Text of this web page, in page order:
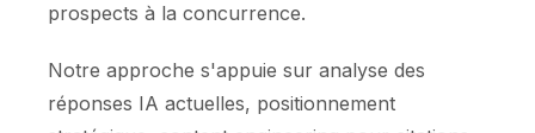
prospects à la concurrence.
Notre approche s'appuie sur analyse des
réponses IA actuelles, positionnement